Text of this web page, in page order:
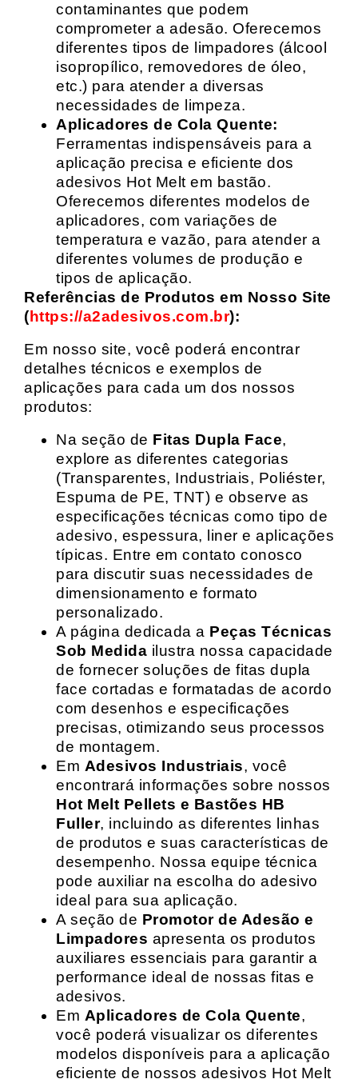
contaminantes que podem
comprometer a adesão. Oferecemos
diferentes tipos de limpadores (álcool
isopropílico, removedores de óleo,
etc.) para atender a diversas
necessidades de limpeza.
Aplicadores de Cola Quente:
Ferramentas indispensáveis para a
aplicação precisa e eficiente dos
adesivos Hot Melt em bastão.
Oferecemos diferentes modelos de
aplicadores, com variações de
temperatura e vazão, para atender a
diferentes volumes de produção e
tipos de aplicação.
Referências de Produtos em Nosso Site
(https://a2adesivos.com.br):
Em nosso site, você poderá encontrar
detalhes técnicos e exemplos de
aplicações para cada um dos nossos
produtos:
Na seção de Fitas Dupla Face,
explore as diferentes categorias
(Transparentes, Industriais, Poliéster,
Espuma de PE, TNT) e observe as
especificações técnicas como tipo de
adesivo, espessura, liner e aplicações
típicas. Entre em contato conosco
para discutir suas necessidades de
dimensionamento e formato
personalizado.
A página dedicada a Peças Técnicas
Sob Medida ilustra nossa capacidade
de fornecer soluções de fitas dupla
face cortadas e formatadas de acordo
com desenhos e especificações
precisas, otimizando seus processos
de montagem.
Em Adesivos Industriais, você
encontrará informações sobre nossos
Hot Melt Pellets e Bastões HB
Fuller, incluindo as diferentes linhas
de produtos e suas características de
desempenho. Nossa equipe técnica
pode auxiliar na escolha do adesivo
ideal para sua aplicação.
A seção de Promotor de Adesão e
Limpadores apresenta os produtos
auxiliares essenciais para garantir a
performance ideal de nossas fitas e
adesivos.
Em Aplicadores de Cola Quente,
você poderá visualizar os diferentes
modelos disponíveis para a aplicação
eficiente de nossos adesivos Hot Melt